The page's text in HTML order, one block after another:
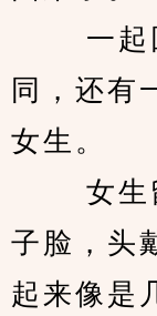
一起回
同，还有
女生。
女生留
子脸，头
起来像是